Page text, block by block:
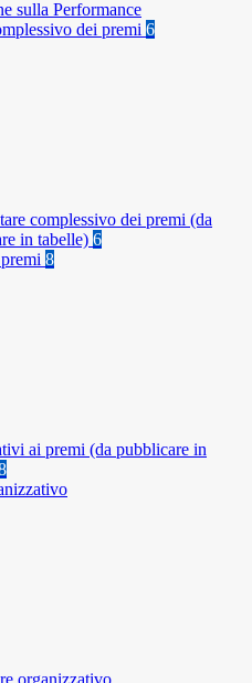
sulla Performance
dei premi 6
complessivo dei premi (da
in tabelle) 6
8
ai premi (da pubblicare in